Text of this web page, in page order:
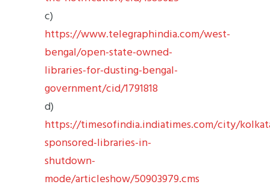
c)
https://www.telegraphindia.com/west-
bengal/open-state-owned-
libraries-for-dusting-bengal-
government/cid/1791818
d)
https://timesofindia.indiatimes.com/city/
sponsored-libraries-in-
shutdown-
mode/articleshow/50903979.cms